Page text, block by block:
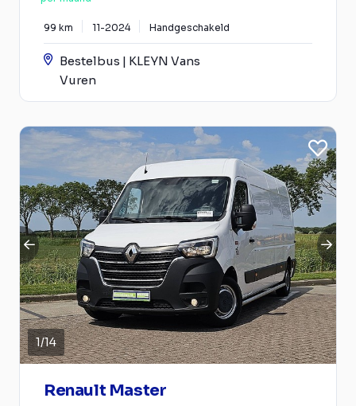
99 km 11-2024 Handgeschakeld
Bestelbus | KLEYN Vans
Vuren
1/14
Renault Master